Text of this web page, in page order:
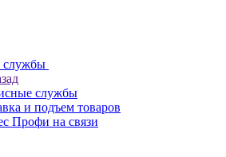
службы
службы
и подъем товаров
Профи на связи